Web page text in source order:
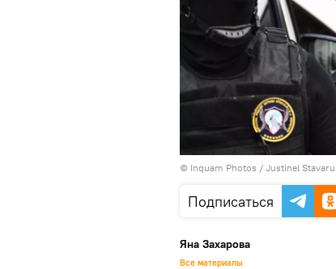
© Inquam Photos / Justinel Stavaru
Подписаться
Яна Захарова
Все материалы